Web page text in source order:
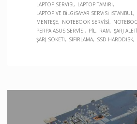
LAPTOP SERVISI
LAPTOP TAMIRI
LAPTOP VE BILGISAYAR SERVISI İSTANBUL
MENTEŞE
NOTEBOOK SERVISI
PERPA ASUS SERVISI
PIL RAM ŞARJ ALETI
ŞARJ SOKETI
SIFIRLAMA SSD HARDDISK